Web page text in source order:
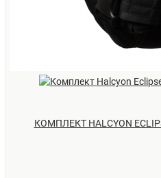
КОМПЛЕКТ HALCYON